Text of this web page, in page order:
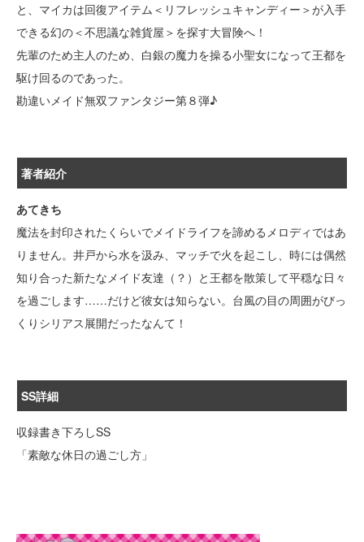
と、マイカは回復アイテム＜リフレッシュキャンディー＞が入手
できる幻の＜不思議な雑貨屋＞を探す大冒険へ！
先輩のため主人のため、白銀の魔力を操る小聖女になって王都を
駆け回るのであった。
勘違いメイド無双ファンタジー第８弾♪
著者紹介
あてきち
魔法を封印されたくらいでメイドライフを諦めるメロディではあ
りません。井戸から水を汲み、マッチで火を起こし、時には偶然
知り合った新たなメイド友達（？）と王都を散策して平穏な日々
を過ごします……だけど彼女は知らない。台風の目の周囲がびっ
くりシリアス展開だったなんて！
SS詳細
収録書き下ろしSS
「素敵な休日の過ごし方」